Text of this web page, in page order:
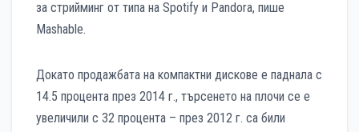
за стрийминг от типа на Spotify и Pandora, пише
Mashable.
Докато продажбата на компактни дискове е паднала с
14.5 процента през 2014 г., търсенето на плочи се е
увеличили с 32 процента – през 2012 г. са били